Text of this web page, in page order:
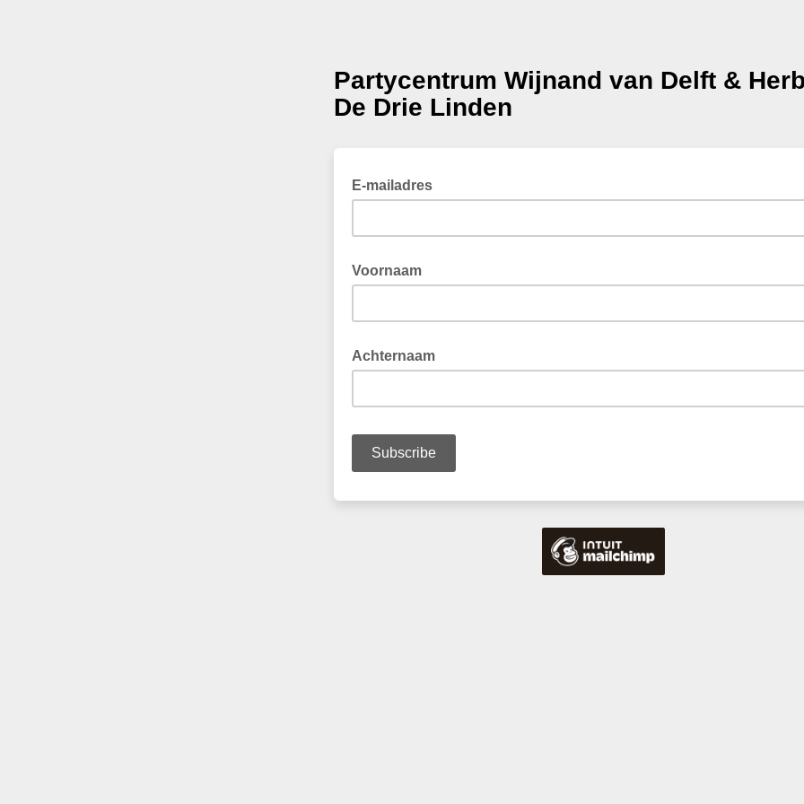
Partycentrum Wijnand van Delft &
De Drie Linden
E-mailadres
Voornaam
Achternaam